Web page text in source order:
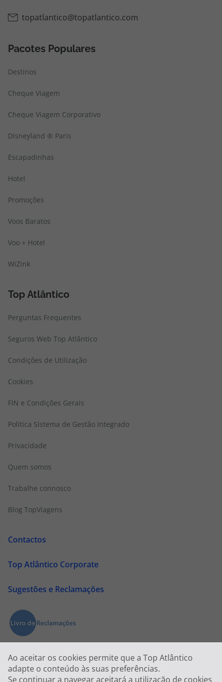
Ao aceitar os cookies permite que a Top Atlântico
adapte o conteúdo às suas preferências.
Se continuar a navegar aceitará a utilização de cookies
topatlantico@topatlantico.com
Pacotes Populares
Destinos
Cheque Viagem
Cheque Viagem Corporativo
Disneyland ® Paris
Escapadinhas
Hotel
Promoções
Voos Baratos
Voo + Hotel
WiZink
Top Atlântico
Perguntas Frequentes
Seguros Web Top Atlântico
Condições de Utilização
Cookies
FIN e Condições Gerais
Politica Sistema de Gestão Integrado
Privacidade
Quem somos
Trabalhe connosco
Blog TopViagens
Contactos
Top Atlântico Corporate
Sugestões e Reclamações